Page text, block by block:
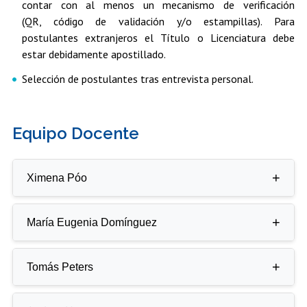
contar con al menos un mecanismo de verificación
(QR, código de validación y/o estampillas). Para
postulantes extranjeros el Título o Licenciatura debe
estar debidamente apostillado.
Selección de postulantes tras entrevista personal.
Equipo Docente
Ximena Póo
Profesora Titular de la Facultad de Comunicación e
Imagen de la Universidad de Chile. La profesora Póo es
Doctora en Estudios Latinoamericanos de la
Universidad de Chile, Magíster en Relaciones
Internacionales y Comunicación de la Universidad
María Eugenia Domínguez
Profesora Asociada de la Facultad de Comunicación e
Domínguez es Doctora en Comunicación y Máster en
Tomás Peters
Profesor Asistente de la Facultad de Comunicación e